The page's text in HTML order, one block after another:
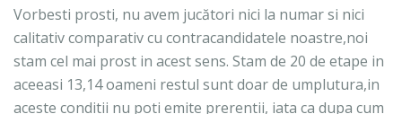
Vorbesti prosti, nu avem jucători nici la numar si nici
calitativ comparativ cu contracandidatele noastre,noi
stam cel mai prost in acest sens. Stam de 20 de etape in
aceeasi 13,14 oameni restul sunt doar de umplutura,in
aceste conditii nu poti emite prerentii, iata ca dupa cum